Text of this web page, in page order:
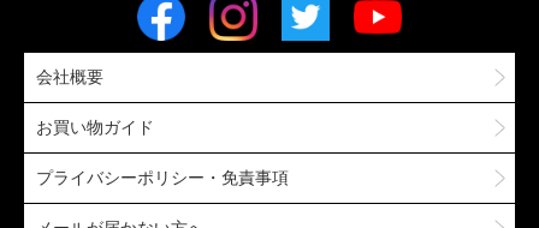
会社概要
お買い物ガイド
プライバシーポリシー・免責事項